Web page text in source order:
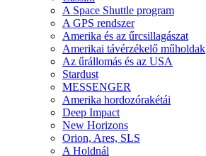
A Space Shuttle program
A GPS rendszer
Amerika és az űrcsillagászat
Amerikai távérzékelő műholdak
Az űrállomás és az USA
Stardust
MESSENGER
Amerika hordozórakétái
Deep Impact
New Horizons
Orion, Ares, SLS
A Holdnál